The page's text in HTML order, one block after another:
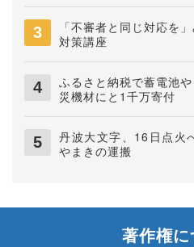
「不審者と同じ対応を
対策講座
ふるさと納税で蓄電池
災機材にと1千万寄付
丹波大文字、16日点
やまきの運搬
著作権